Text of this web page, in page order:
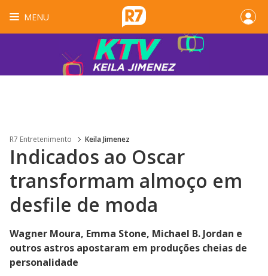
MENU
R7 Entretenimento Keila Jimenez
Indicados ao Oscar
transformam almoço em
desfile de moda
Wagner Moura, Emma Stone, Michael B. Jordan e
outros astros apostaram em produções cheias de
personalidade